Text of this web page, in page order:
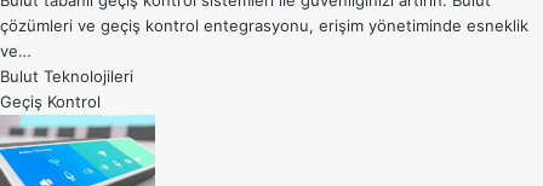
çözümleri ve geçiş kontrol entegrasyonu, erişim yönetiminde esneklik
ve…
Bulut Teknolojileri
Geçiş Kontrol